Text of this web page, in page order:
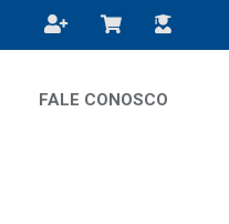
FALE CONOSCO